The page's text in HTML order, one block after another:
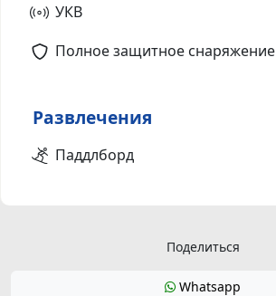
УКВ
Полное защитное снаряжение
Развлечения
Паддлборд
Поделиться
Whatsapp